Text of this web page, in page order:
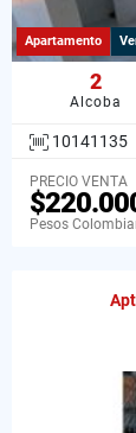
Apartamento
2
Alcoba
10141135
PRECIO VENTA
Pesos